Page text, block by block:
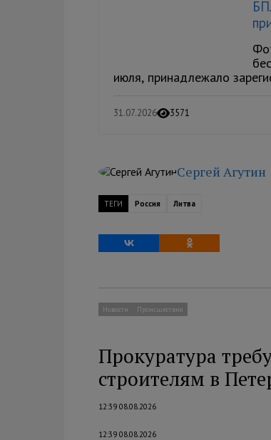
июля, принадлежало
31.07.2026 3571
Сергей Агутин
ТЕГИ Россия Литва
Новости Происшествия
Прокуратура
строителям в
12:39 08.08.2026
12:39 08.08.2026